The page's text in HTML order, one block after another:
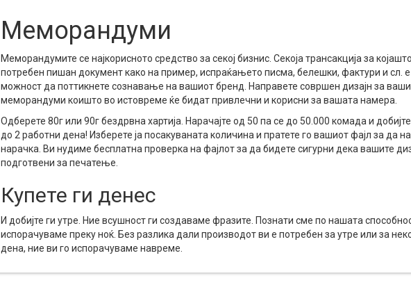
Меморандуми
Меморандумите се најкорисното средство за секој бизнис. Секоја трансакција за
потребен пишан документ како на пример, испраќањето писма, белешки, фактури и сл. е
можност да поттикнете сознавање на вашиот бренд. Направете совршен дизајн за
меморандуми коишто во истовреме ќе бидат привлечни и корисни за вашата намера.
Одберете 80г или 90г бездрвна хартија. Нарачајте од 50 па се до 50.000 комада и добијте
до 2 работни дена! Изберете ја посакуваната количина и пратете го вашиот фајл за да
нарачка. Ви нудиме бесплатна проверка на фајлот за да бидете сигурни дека вашите
подготвени за печатење.
Купете ги денес
И добијте ги утре. Ние всушност ги создаваме фразите. Познати сме по нашата
испорачуваме преку ноќ. Без разлика дали производот ви е потребен за утре или за
дена, ние ви го испорачуваме навреме.